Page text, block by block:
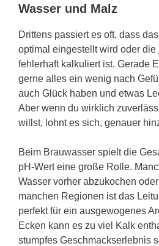
Wasser und Malz
Drittens passiert es oft, dass
optimal eingestellt wird oder die
fehlerhaft kalkuliert ist. Gerade
gerne alles ein wenig nach
auch Glück haben und etwas
Aber wenn du wirklich
willst, lohnt es sich, genauer
Beim Brauwasser spielt die
pH-Wert eine große Rolle.
Wasser vorher abzukochen
manchen Regionen ist das
perfekt für ein ausgewogenes
Ecken kann es zu viel Kalk
stumpfes Geschmackserlebnis